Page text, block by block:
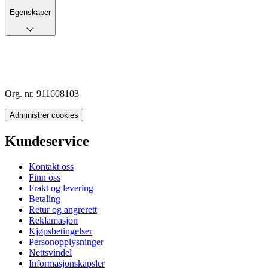
Egenskaper
Org. nr. 911608103
Administrer cookies
Kundeservice
Kontakt oss
Finn oss
Frakt og levering
Betaling
Retur og angrerett
Reklamasjon
Kjøpsbetingelser
Personopplysninger
Nettsvindel
Informasjonskapsler